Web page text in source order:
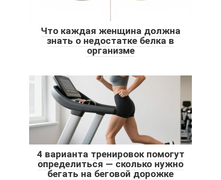
Что каждая женщина должна
знать о недостатке белка в
организме
4 варианта тренировок помогут
определиться — сколько нужно
бегать на беговой дорожке